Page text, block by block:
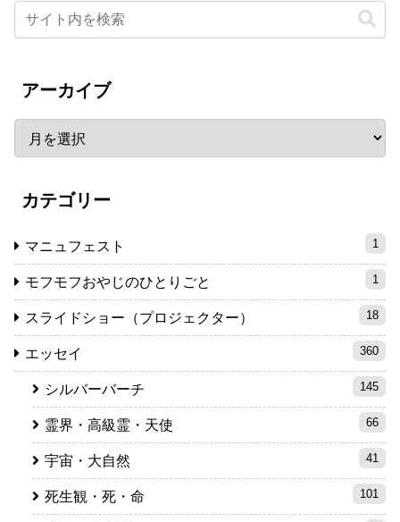
アーカイブ
カテゴリー
マニュフェスト 1
モフモフおやじのひとりごと 1
スライドショー（プロジェクター） 18
エッセイ 360
シルバーバーチ 145
霊界・高級霊・天使 66
宇宙・大自然 41
死生観・死・命 101